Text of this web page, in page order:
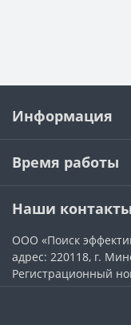
Информация
Время работы
Наши контакты
ООО «Поиск
адрес: 220118, г.
Регистрационный